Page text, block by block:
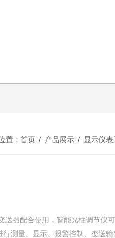
置： 首页 / 产品展示 / 显示仪表
送器配合使用，智能光柱调节仪
测量、显示、报警控制、变送输